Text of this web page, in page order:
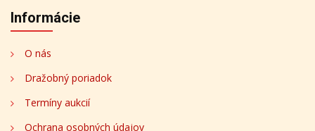
Informácie
O nás
Dražobný poriadok
Termíny aukcií
Ochrana osobných údajov